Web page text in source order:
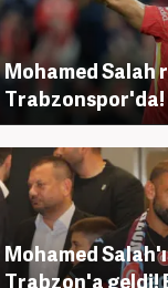
Mohamed Salah
Trabzonspor'da!
Mohamed
Trabzon'a geldi!